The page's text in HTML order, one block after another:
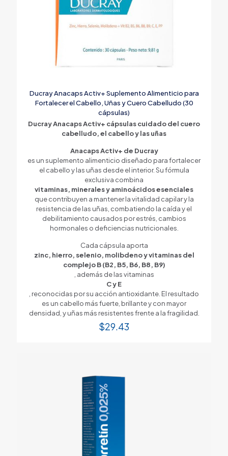
Ducray Anacaps Activ+ Suplemento Alimenticio para
Fortalecer el Cabello, Uñas y Cuero Cabelludo (30
cápsulas)
Ducray Anacaps Activ+ cápsulas cuidado del cuero
cabelludo, el cabello y las uñas
Anacaps Activ+ de Ducray
es un suplemento alimenticio diseñado para fortalecer
el cabello y las uñas desde el interior. Su fórmula
exclusiva combina
vitaminas, minerales y aminoácidos esenciales
que contribuyen a mantener la vitalidad capilar y la
resistencia de las uñas, combatiendo la caída y el
debilitamiento causados por estrés, cambios
hormonales o deficiencias nutricionales.
Cada cápsula aporta
zinc, hierro, selenio, molibdeno y vitaminas del
complejo B (B2, B5, B6, B8, B9)
, además de las vitaminas
C y E
, reconocidas por su acción antioxidante. El resultado
es un cabello más fuerte, brillante y con mayor
densidad, y uñas más resistentes frente a la fragilidad.
$29.43